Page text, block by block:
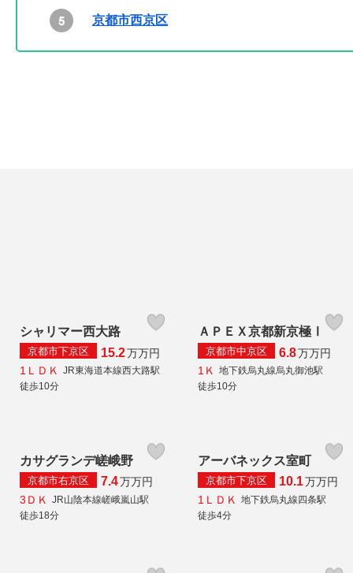
京都市西京区
シャリマー西大路
京都市下京区 15.2万万円
1ＬＤＫ
JR東海道本線西大路駅
徒歩10分
ＡＰＥＸ京都新京極Ⅰ
京都市中京区 6.8万万円
1Ｋ
地下鉄烏丸線烏丸御池駅
徒歩10分
カサグランデ嵯峨野
京都市右京区 7.4万万円
3ＤＫ
JR山陰本線嵯峨嵐山駅
徒歩18分
アーバネックス室町
京都市下京区 10.1万万円
1ＬＤＫ
地下鉄烏丸線四条駅
徒歩4分